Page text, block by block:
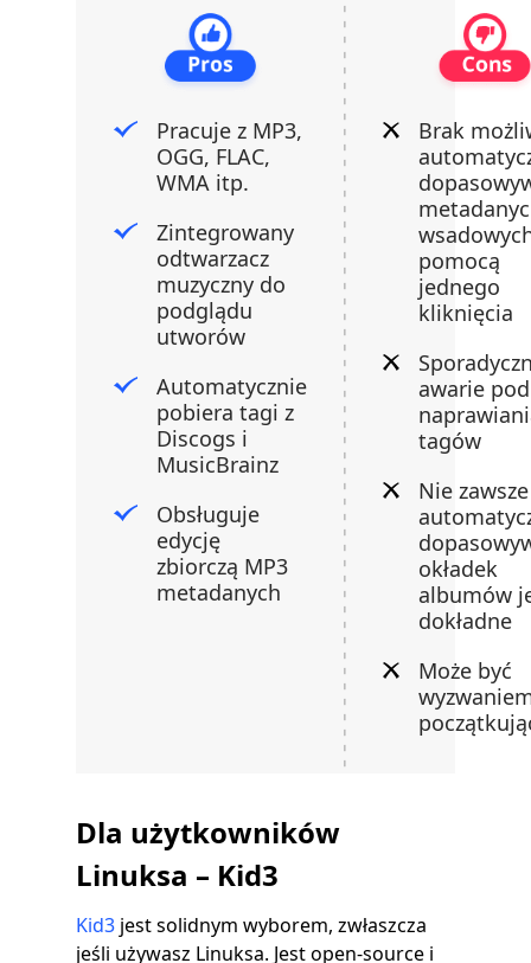
Pracuje z MP3,
OGG, FLAC,
WMA itp.
Zintegrowany
odtwarzacz
muzyczny do
podglądu
utworów
Automatycznie
pobiera tagi z
Discogs i
MusicBrainz
Obsługuje
edycję
zbiorczą MP3
metadanych
Brak
pomocą
jednego
kliknięcia
awarie
tagów
Nie zawsze
okładek
albumów
dokładne
Może być
Dla użytkowników
Linuksa – Kid3
Kid3 jest solidnym wyborem, zwłaszcza
jeśli używasz Linuksa. Jest open-source i